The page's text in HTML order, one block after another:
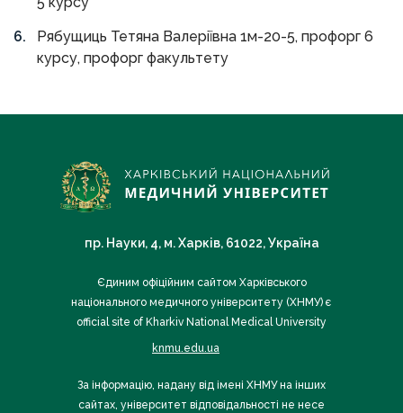
Рябущиць Тетяна Валеріївна 1м-20-5, профорг 6
курсу, профорг факультету
пр. Науки, 4, м. Харків, 61022, Україна
Єдиним офіційним сайтом Харківського
національного медичного університету (ХНМУ) є
official site of Kharkiv National Medical University
knmu.edu.ua
За інформацію, надану від імені ХНМУ на інших
сайтах, університет відповідальності не несе